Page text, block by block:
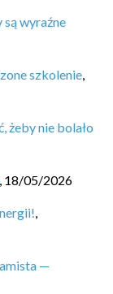
są wyraźne
szkolenie,
żeby nie bolało
, 18/05/2026
,
—